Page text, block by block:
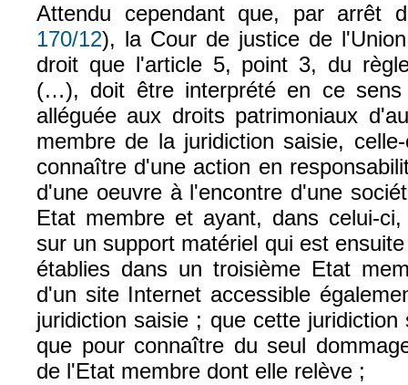
Attendu cependant que, par arrêt
170/12), la Cour de justice de
droit que l'article 5, point 3, du
(…), doit être interprété en ce
alléguée aux droits patrimoniaux
membre de la juridiction saisie,
connaître d'une action en
d'une oeuvre à l'encontre d'une
Etat membre et ayant, dans celui-
sur un support matériel qui est
établies dans un troisième Etat
d'un site Internet accessible
juridiction saisie ; que cette
que pour connaître du seul
de l'Etat membre dont elle relève ;